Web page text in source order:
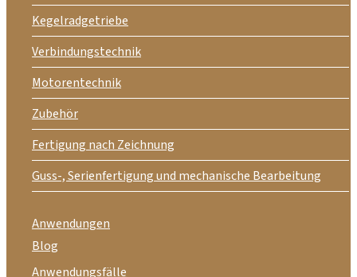
Kegelradgetriebe
Verbindungstechnik
Motorentechnik
Zubehör
Fertigung nach Zeichnung
Guss-, Serienfertigung und mechanische Bearbeitung
Anwendungen
Blog
Anwendungsfälle